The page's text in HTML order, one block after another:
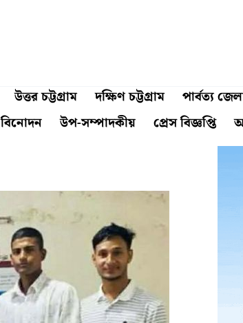
উত্তর চট্টগ্রাম দক্ষিণ চট্টগ্রাম পার্বত্য
বিনোদন উপ-সম্পাদকীয় প্রেস বিজ্ঞপ্তি